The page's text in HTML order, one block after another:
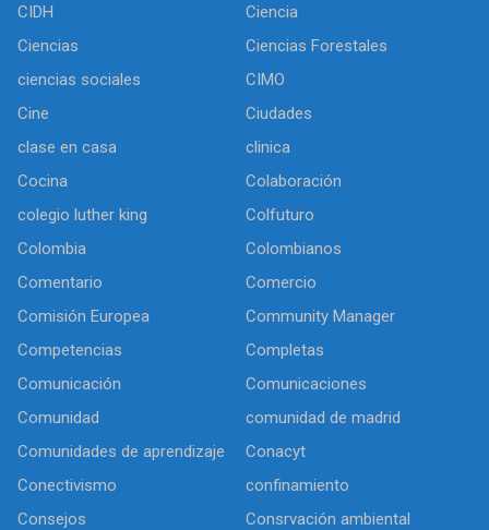
CIDH
Ciencia
Ciencias
Ciencias Forestales
ciencias sociales
CIMO
Cine
Ciudades
clase en casa
clinica
Cocina
Colaboración
colegio luther king
Colfuturo
Colombia
Colombianos
Comentario
Comercio
Comisión Europea
Community Manager
Competencias
Completas
Comunicación
Comunicaciones
Comunidad
comunidad de madrid
Comunidades de aprendizaje
Conacyt
Conectivismo
confinamiento
Consejos
Consrvación ambiental